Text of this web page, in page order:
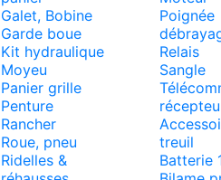
Galet, Bobine
Garde boue
Kit hydraulique
Moyeu
Panier grille
Penture
Rancher
Roue, pneu
Ridelles &
Poignée
Relais
Sangle
treuil
Batterie